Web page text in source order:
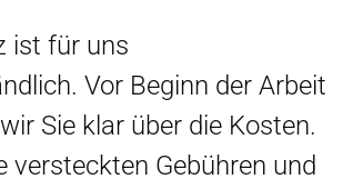
ist für uns
Vor Beginn der Arbeit
Sie klar über die Kosten.
versteckten Gebühren und